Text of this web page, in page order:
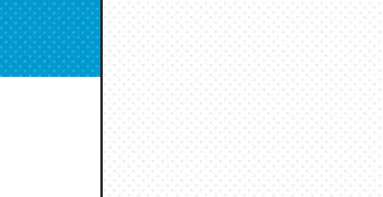
る人は原文